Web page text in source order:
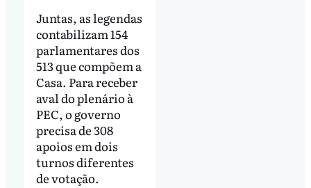
Juntas, as legendas
contabilizam 154
parlamentares dos
513 que compõem a
Casa. Para receber
aval do plenário à
PEC, o governo
precisa de 308
apoios em dois
turnos diferentes
de votação.